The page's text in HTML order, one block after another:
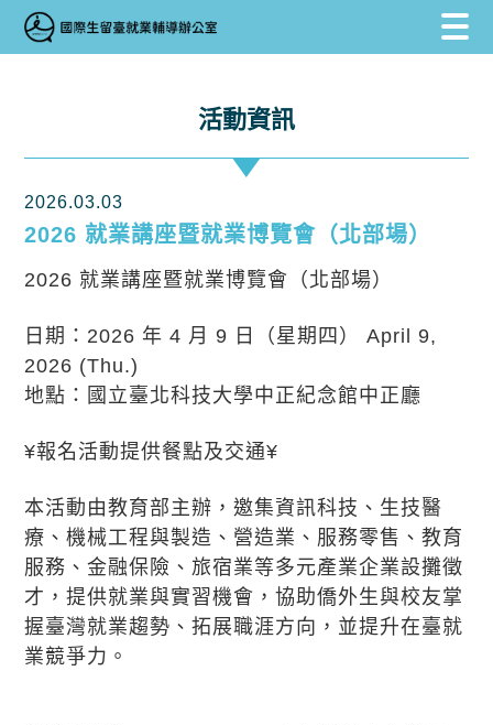
活動資訊
2026.03.03
2026 就業講座暨就業博覽會（北部場）
2026 就業講座暨就業博覽會（北部場）
日期：2026 年 4 月 9 日（星期四） April 9,
2026 (Thu.)
地點：國立臺北科技大學中正紀念館中正廳
¥報名活動提供餐點及交通¥
本活動由教育部主辦，邀集資訊科技、生技醫
療、機械工程與製造、營造業、服務零售、教育
服務、金融保險、旅宿業等多元產業企業設攤徵
才，提供就業與實習機會，協助僑外生與校友掌
握臺灣就業趨勢、拓展職涯方向，並提升在臺就
業競爭力。